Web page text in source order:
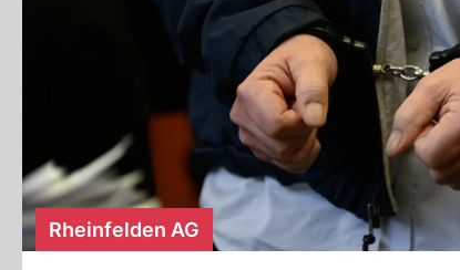
Rheinfelden AG